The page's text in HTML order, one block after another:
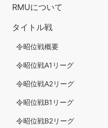
RMUについて
タイトル戦
令昭位戦概要
令昭位戦A1リーグ
令昭位戦A2リーグ
令昭位戦B1リーグ
令昭位戦B2リーグ